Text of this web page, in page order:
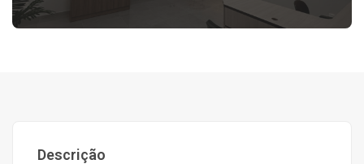
Descrição